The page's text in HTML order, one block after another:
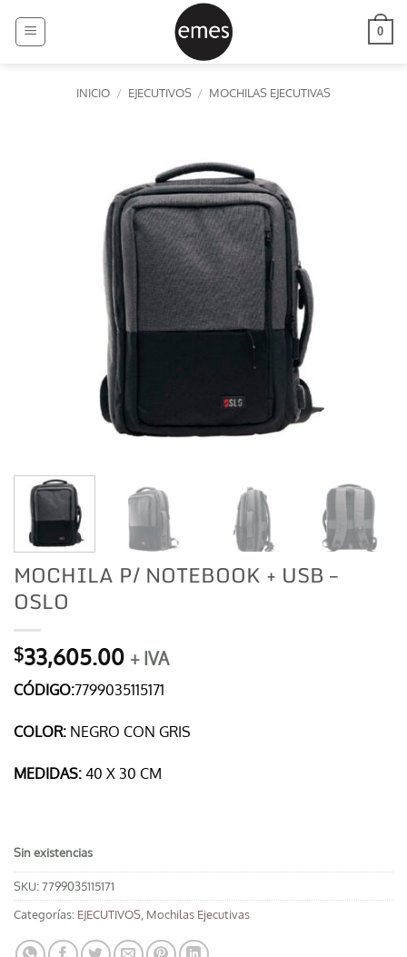
0
INICIO / EJECUTIVOS / MOCHILAS EJECUTIVAS
MOCHILA P/ NOTEBOOK + USB –
OSLO
$33,605.00 + IVA
CÓDIGO:7799035115171
COLOR: NEGRO CON GRIS
MEDIDAS: 40 X 30 CM
Sin existencias
SKU:7799035115171
Categorías: EJECUTIVOS Mochilas Ejecutivas